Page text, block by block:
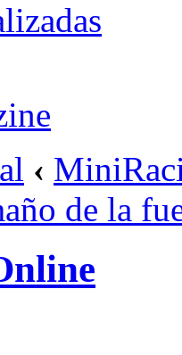
‹
de la